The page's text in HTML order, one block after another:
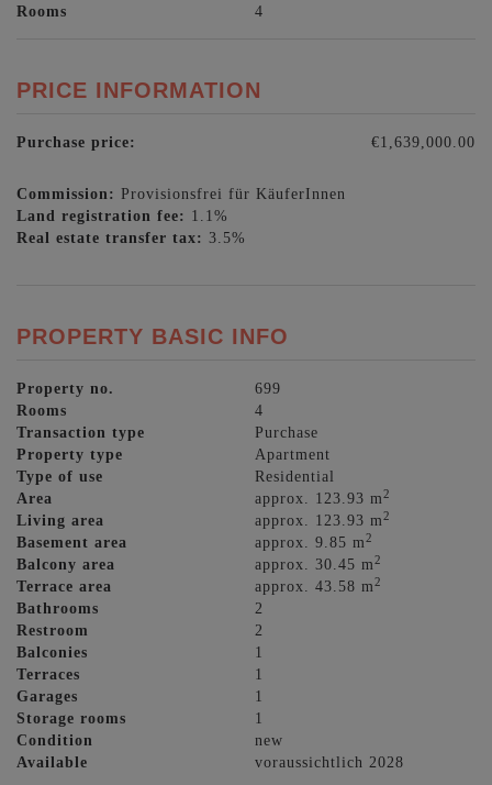
Rooms 4
PRICE INFORMATION
Purchase price: €1,639,000.00
Commission: Provisionsfrei für KäuferInnen
Land registration fee: 1.1%
Real estate transfer tax: 3.5%
PROPERTY BASIC INFO
Property no.
699
Rooms
4
Transaction type
Purchase
Property type
Apartment
Type of use
Residential
Area
approx. 123.93 m2
Living area approx. 123.93 m2
Basement area approx. 9.85 m2
Balcony area approx. 30.45 m2
Terrace area approx. 43.58 m2
Bathrooms
2
Restroom
2
Balconies
1
Terraces
1
Garages
1
Storage rooms
1
Condition
new
Available
voraussichtlich 2028